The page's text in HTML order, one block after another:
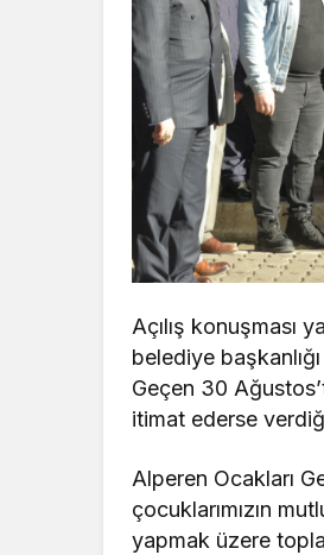
Açılış konuşması
belediye
Geçen 30
itimat ederse
Alperen Ocakları
çocuklarımızın
yapmak üzere